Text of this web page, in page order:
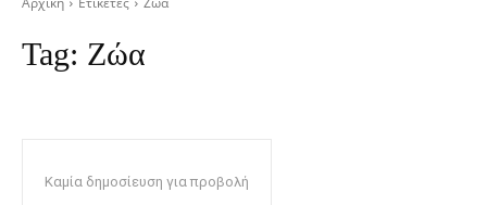
Tag: Ζώα
Καμία δημοσίευση για προβολή